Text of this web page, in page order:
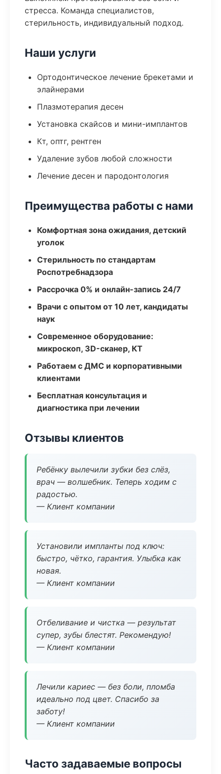
стресса. Команда специалистов,
стерильность, индивидуальный подход.
Наши услуги
Ортодонтическое лечение брекетами и
элайнерами
Плазмотерапия десен
Установка скайсов и мини-имплантов
Кт, оптг, рентген
Удаление зубов любой сложности
Лечение десен и пародонтология
Преимущества работы с нами
Комфортная зона ожидания, детский
уголок
Стерильность по стандартам
Роспотребнадзора
Рассрочка 0% и онлайн-запись 24/7
Врачи с опытом от 10 лет, кандидаты
наук
Современное оборудование:
микроскоп, 3D-сканер, КТ
Работаем с ДМС и корпоративными
клиентами
Бесплатная консультация и
диагностика при лечении
Отзывы клиентов
Ребёнку вылечили зубки без слёз,
врач — волшебник. Теперь ходим с
радостью.
— Клиент компании
Установили импланты под ключ:
быстро, чётко, гарантия. Улыбка как
новая.
— Клиент компании
Отбеливание и чистка — результат
супер, зубы блестят. Рекомендую!
— Клиент компании
Лечили кариес — без боли, пломба
идеально под цвет. Спасибо за
заботу!
— Клиент компании
Часто задаваемые вопросы